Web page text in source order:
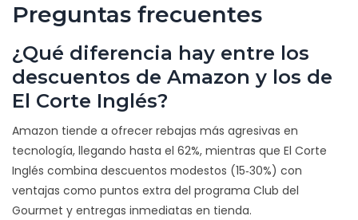
Preguntas frecuentes
¿Qué diferencia hay entre los
descuentos de Amazon y los de
El Corte Inglés?
Amazon tiende a ofrecer rebajas más agresivas en
tecnología, llegando hasta el 62%, mientras que El Corte
Inglés combina descuentos modestos (15‑30%) con
ventajas como puntos extra del programa Club del
Gourmet y entregas inmediatas en tienda.